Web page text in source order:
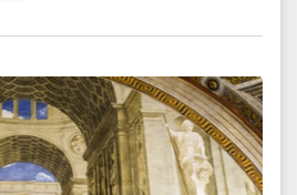
سنتعامل مع تأثير موقع الشرق
والثقافية المتنوعة في المنطقة.
للموادّ التعليميّة حول الموضوع